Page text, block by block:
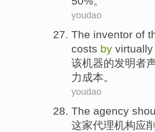
youdao
The inventor of
costs by
该机器的发明者
力 成本。
youdao
The agency
这家代理机构应